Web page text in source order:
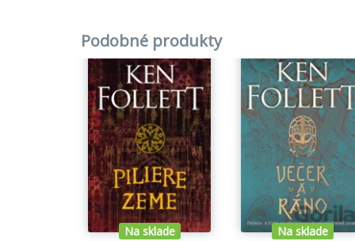
Podobné produkty
Na sklade Na sklade